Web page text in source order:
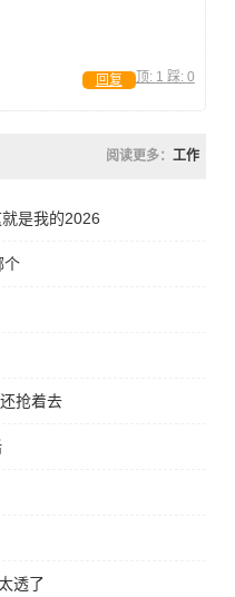
顶: 1 踩: 0
回复
阅读更多： 工作
是我的2026
个
抢着去
透了